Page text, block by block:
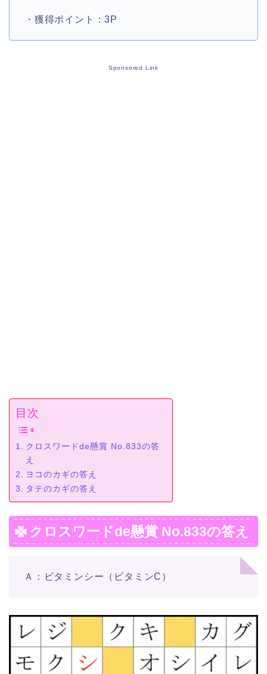
・獲得ポイント：3P
Sponsored Link
目次
クロスワードde懸賞 No.833の答
え
ヨコのカギの答え
タテのカギの答え
クロスワードde懸賞 No.833の答え
Ａ：ビタミンシー（ビタミンC）